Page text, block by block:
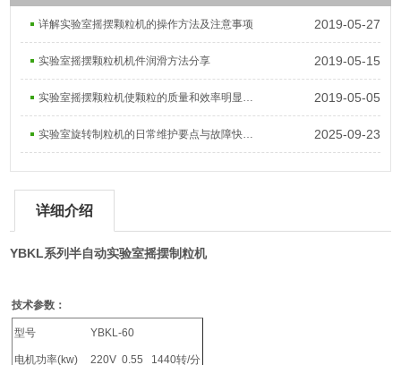
详解实验室摇摆颗粒机的操作方法及注意事项 2019-05-27
实验室摇摆颗粒机机件润滑方法分享 2019-05-15
实验室摇摆颗粒机使颗粒的质量和效率明显提高 2019-05-05
实验室旋转制粒机的日常维护要点与故障快速排查秘籍 2025-09-23
详细介绍
YBKL系列半自动实验室摇摆制粒机
技术参数：
型号 YBKL-60
电机功率(kw) 220V 0.55 1440转/分